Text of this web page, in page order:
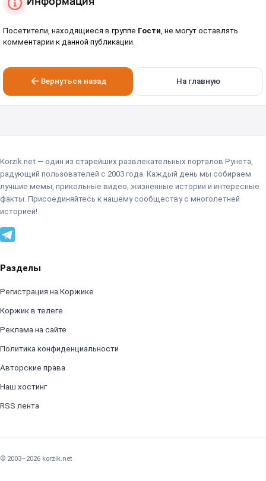
Посетители, находящиеся в группе Гости , не могут оставлять
комментарии к данной публикации.
Вернуться назад На главную
Korzik.net — один из старейших развлекательных порталов Рунета,
радующий пользователей с 2003 года. Каждый день мы собираем
лучшие мемы, прикольные видео, жизненные истории и интересные
факты. Присоединяйтесь к нашему сообществу с многолетней
историей!
Разделы
Регистрация на Коржике
Коржик в телеге
Реклама на сайте
Политика конфиденциальности
Авторские права
Наш хостинг
RSS лента
© 2003–2026 korzik.net